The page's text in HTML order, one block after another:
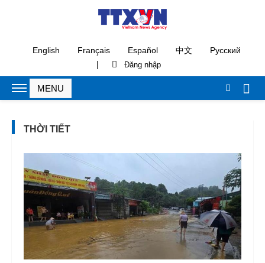
English Français Español 中文 Русский
|
THỜI TIẾT